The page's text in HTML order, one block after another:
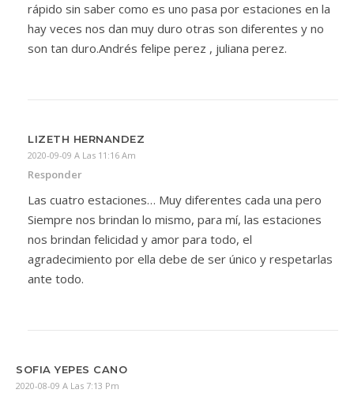
rápido sin saber como es uno pasa por estaciones en la
hay veces nos dan muy duro otras son diferentes y no
son tan duro.Andrés felipe perez , juliana perez.
LIZETH HERNANDEZ
2020-09-09 A Las 11:16 Am
Responder
Las cuatro estaciones… Muy diferentes cada una pero
Siempre nos brindan lo mismo, para mí, las estaciones
nos brindan felicidad y amor para todo, el
agradecimiento por ella debe de ser único y respetarlas
ante todo.
SOFIA YEPES CANO
2020-08-09 A Las 7:13 Pm